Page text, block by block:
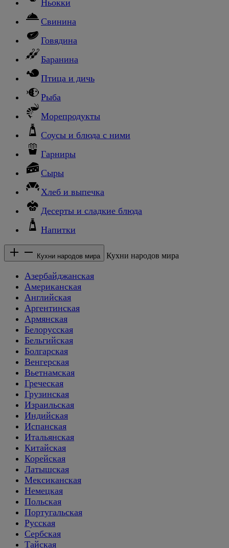
Ньокки
Свинина
Говядина
Баранина
Птица и дичь
Рыба
Морепродукты
Соусы и блюда с ними
Гарниры
Сыры
Хлеб и выпечка
Десерты и сладкие блюда
Напитки
Кухни народов мира Кухни народов мира
Азербайджанская
Американская
Английская
Аргентинская
Армянская
Белорусская
Бельгийская
Болгарская
Венгерская
Вьетнамская
Греческая
Грузинская
Израильская
Индийская
Испанская
Итальянская
Китайская
Корейская
Латышская
Мексиканская
Немецкая
Польская
Португальская
Русская
Сербская
Тайская